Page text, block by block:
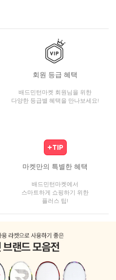
회원 등급 혜택
배드민턴마켓 회원님을 위한
다양한 등급별 혜택을 만나보세요!
마켓만의 특별한 혜택
배드민턴마켓에서
스마트하게 쇼핑하기 위한
플러스 팁!